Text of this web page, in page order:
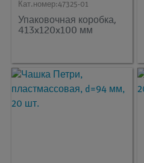
Кат.номер:47325-01
Упаковочная коробка,
413x120x100 мм